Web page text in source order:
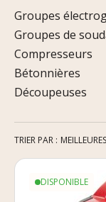
Groupes
Groupes de
Compresseurs
Bétonnières
Découpeuses
TRIER PAR :
DISPONIBLE